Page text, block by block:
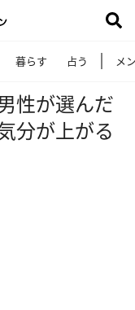
暮らす 占う メ
性が選んだ
分が上がる